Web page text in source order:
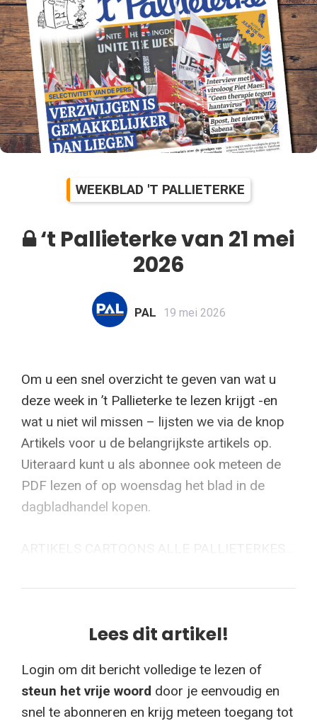
WEEKBLAD 'T PALLIETERKE
‘t Pallieterke van 21 mei
2026
PAL 19 mei 2026
Om u een snel overzicht te geven van wat u
deze week in ’t Pallieterke te lezen krijgt -en
wat u niet wil missen – lijsten we via de knop
Artikels voor u de belangrijkste artikels op.
Uiteraard kunt u als abonnee ook meteen de
PDF lezen of op woensdag het blad in de
dagbladhandel kopen.
Lees dit artikel!
Login om dit bericht volledige te lezen of
steun het vrije woord door je eenvoudig en
snel te abonneren en krijg meteen toegang tot